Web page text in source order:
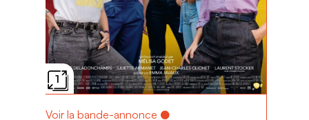
1
Voir la bande-annonce